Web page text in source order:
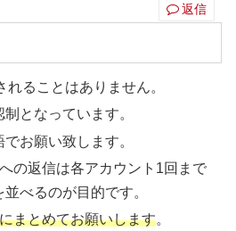
返信
れることはありません。
となっています。
お願い致します。
の返信は各アカウント1回まで
べるのが目的です。
まとめてお願いします。